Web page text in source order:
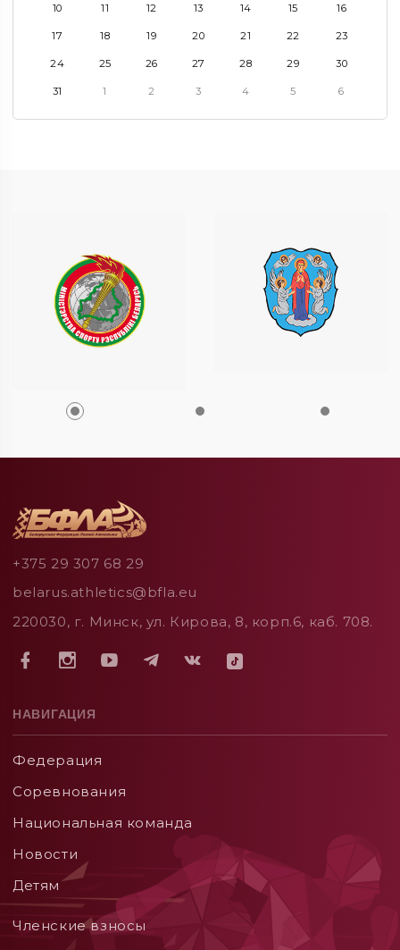
10 11 12 13 14 15 16
17 18 19 20 21 22 23
24 25 26 27 28 29 30
31 1 2 3 4 5 6
+375 29 307 68 29
belarus.athletics@bfla.eu
220030, г. Минск, ул. Кирова, 8, корп.6, каб. 708.
НАВИГАЦИЯ
Федерация
Соревнования
Национальная команда
Новости
Детям
Членские взносы